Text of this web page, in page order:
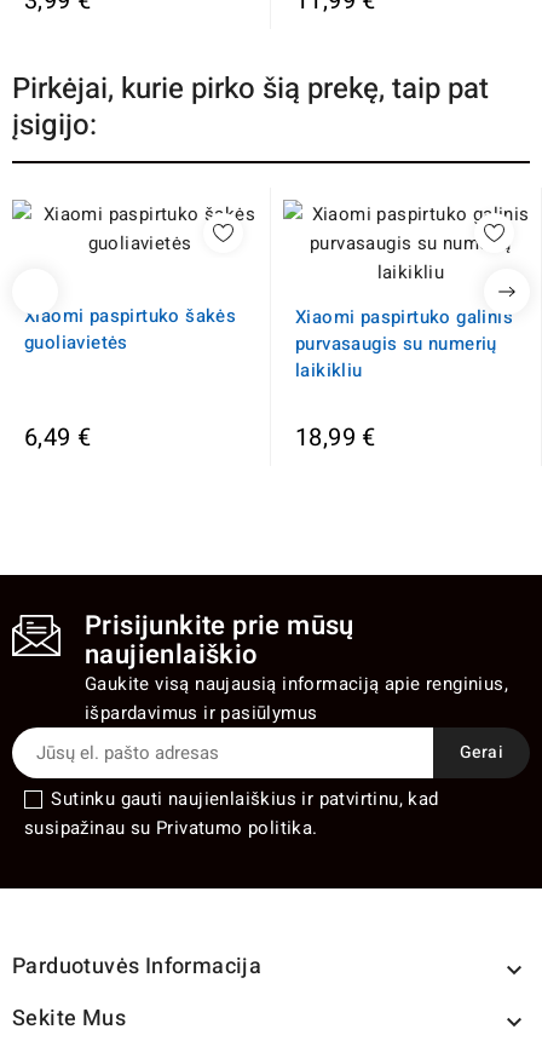
Pirkėjai, kurie pirko šią prekę, taip pat
įsigijo:
Xiaomi paspirtuko šakės
guoliavietės
6,49 €
Xiaomi paspirtuko galinis
purvasaugis su numerių
laikikliu
18,99 €
Prisijunkite prie mūsų
naujienlaiškio
Gaukite visą naujausią informaciją apie renginius,
išpardavimus ir pasiūlymus
Sutinku gauti naujienlaiškius ir patvirtinu, kad
susipažinau su Privatumo politika.
Parduotuvės Informacija 
Sekite Mus 